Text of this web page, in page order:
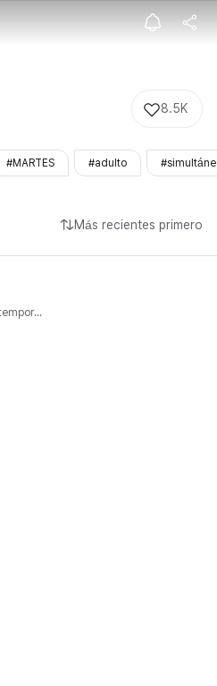
Cambio de
8.5K
#MARTES #adulto
Más recientes primero
Final de la temporada 2